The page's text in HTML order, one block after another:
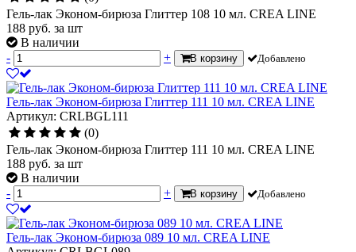
Гель-лак Эконом-бирюза Глиттер 108 10 мл. CREA LINE
188 руб. за шт
В наличии
-
+ В корзину Добавлено
Гель-лак Эконом-бирюза Глиттер 111 10 мл. CREA LINE
Артикул: CRLBGL111
(0)
Гель-лак Эконом-бирюза Глиттер 111 10 мл. CREA LINE
188 руб. за шт
В наличии
-
+ В корзину Добавлено
Гель-лак Эконом-бирюза 089 10 мл. CREA LINE